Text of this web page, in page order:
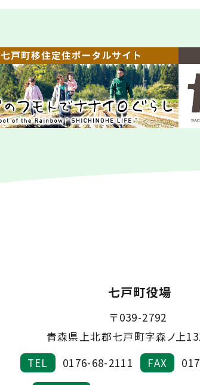
七戸町役場
〒039-2792
青森県上北郡七戸町字森ノ上
TEL
0176-68-2111 FAX